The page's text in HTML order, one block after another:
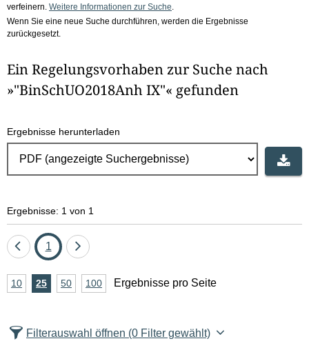
verfeinern. Weitere Informationen zur Suche
Wenn Sie eine neue Suche durchführen, werden die Ergebnisse
zurückgesetzt.
Ein Regelungsvorhaben zur Suche nach
»"BinSchUO2018Anh IX"« gefunden
Ergebnisse herunterladen
Ergebnisse: 1 von 1
Eine
zurück
Seite
1
Eine
vor
A
z
10Ergebnisse
25Ergebnisse
50Ergebnisse
100Ergebnisse
Ergebnisse pro Seite
Filterauswahl öffnen (0 Filter gewählt)